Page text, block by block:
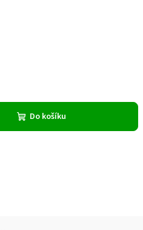
Do košíku